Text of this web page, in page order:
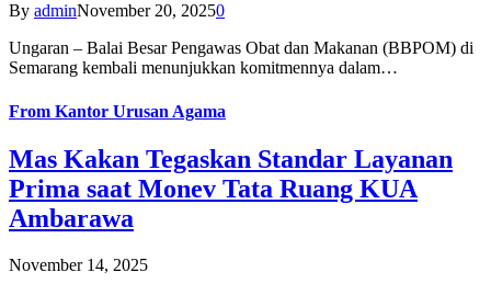
By adminNovember 20, 20250
Ungaran – Balai Besar Pengawas Obat dan Makanan (BBPOM) di
Semarang kembali menunjukkan komitmennya dalam…
From Kantor Urusan Agama
Mas Kakan Tegaskan Standar Layanan
Prima saat Monev Tata Ruang KUA
Ambarawa
November 14, 2025